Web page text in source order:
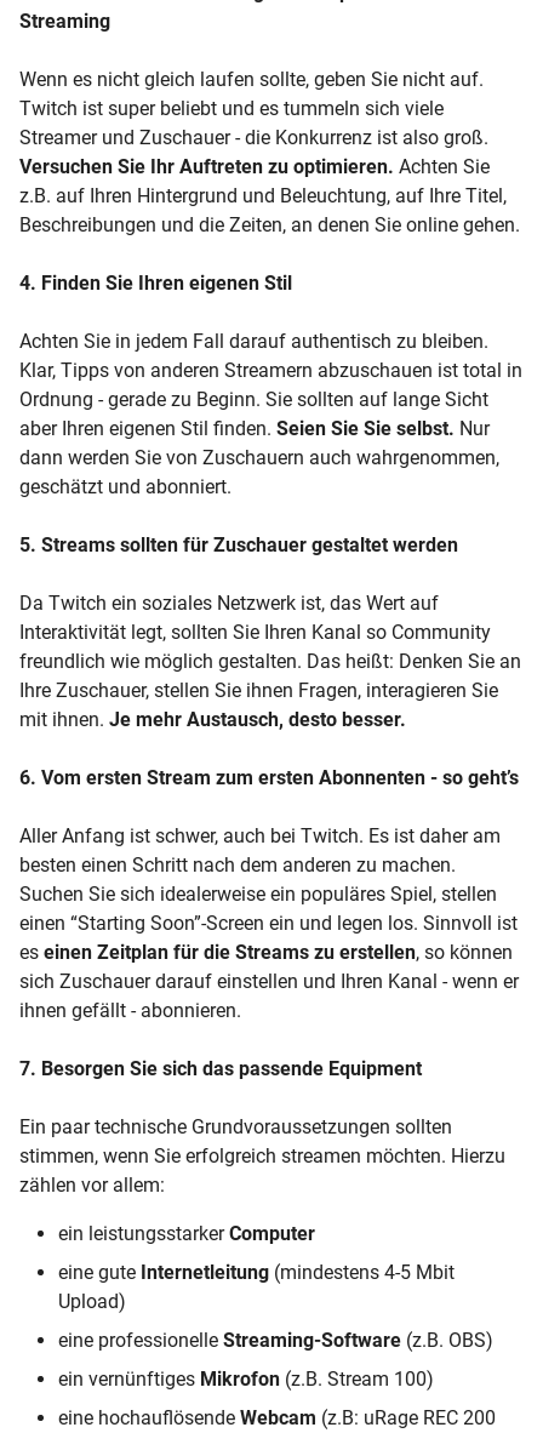
Streaming
Wenn es nicht gleich laufen sollte, geben Sie nicht auf.
Twitch ist super beliebt und es tummeln sich viele
Streamer und Zuschauer - die Konkurrenz ist also groß.
Versuchen Sie Ihr Auftreten zu optimieren. Achten Sie
z.B. auf Ihren Hintergrund und Beleuchtung, auf Ihre Titel,
Beschreibungen und die Zeiten, an denen Sie online gehen.
4. Finden Sie Ihren eigenen Stil
Achten Sie in jedem Fall darauf authentisch zu bleiben.
Klar, Tipps von anderen Streamern abzuschauen ist total in
Ordnung - gerade zu Beginn. Sie sollten auf lange Sicht
aber Ihren eigenen Stil finden. Seien Sie Sie selbst. Nur
dann werden Sie von Zuschauern auch wahrgenommen,
geschätzt und abonniert.
5. Streams sollten für Zuschauer gestaltet werden
Da Twitch ein soziales Netzwerk ist, das Wert auf
Interaktivität legt, sollten Sie Ihren Kanal so Community
freundlich wie möglich gestalten. Das heißt: Denken Sie an
Ihre Zuschauer, stellen Sie ihnen Fragen, interagieren Sie
mit ihnen. Je mehr Austausch, desto besser.
6. Vom ersten Stream zum ersten Abonnenten - so geht’s
Aller Anfang ist schwer, auch bei Twitch. Es ist daher am
besten einen Schritt nach dem anderen zu machen.
Suchen Sie sich idealerweise ein populäres Spiel, stellen
einen “Starting Soon”-Screen ein und legen los. Sinnvoll ist
es einen Zeitplan für die Streams zu erstellen, so können
sich Zuschauer darauf einstellen und Ihren Kanal - wenn er
ihnen gefällt - abonnieren.
7. Besorgen Sie sich das passende Equipment
Ein paar technische Grundvoraussetzungen sollten
stimmen, wenn Sie erfolgreich streamen möchten. Hierzu
zählen vor allem:
ein leistungsstarkerComputer
eine gute Internetleitung (mindestens 4-5 Mbit
Upload)
eine professionelle Streaming-Software (z.B. OBS)
ein vernünftiges Mikrofon (z.B. Stream 100)
eine hochauflösende Webcam (z.B: uRage REC 200